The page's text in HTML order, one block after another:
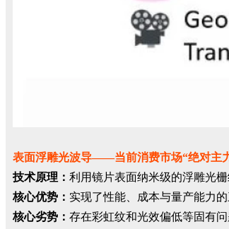
表面浮雕光波导——当前消费市场“绝对主
技术原理： 利用镜片表面纳米级的浮雕光
核心优势： 实现了性能、成本与量产能力
核心劣势： 存在彩虹纹和光效偏低等固有